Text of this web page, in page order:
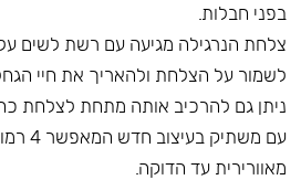
בפני חבלות.
צלחת הנרגילה מגיעה עם רשת לשים
לשמור על הצלחת ולהאריך את חיי
ניתן גם להרכיב אותה מתחת לצלחת
עם
מאוורירית עד הדוקה.